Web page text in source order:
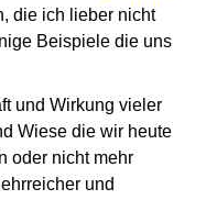
die ich lieber nicht
Beispiele die uns
und Wirkung vieler
Wiese die wir heute
oder nicht mehr
und